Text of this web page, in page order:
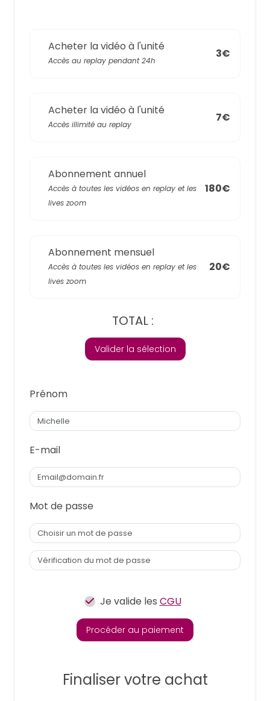
Acheter la vidéo à l'unité
Accès au replay pendant 24h
3€
Acheter la vidéo à l'unité
Accès illimité au replay
7€
Abonnement annuel
Accès à toutes les vidéos en replay et les
lives zoom
180€
Abonnement mensuel
Accès à toutes les vidéos en replay et les
lives zoom
20€
TOTAL :
Valider la sélection
Prénom
E-mail
Mot de passe
Je valide les CGU
Procéder au paiement
Finaliser votre achat